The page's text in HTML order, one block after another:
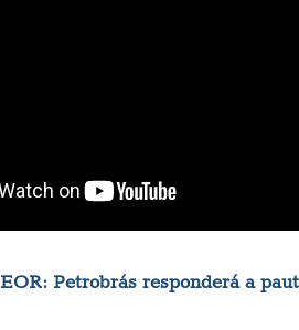
EOR: Petrobrás responderá a